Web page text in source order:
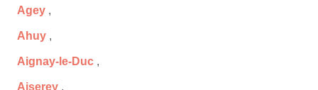
Agey ,
Ahuy ,
Aignay-le-Duc ,
Aiserey ,